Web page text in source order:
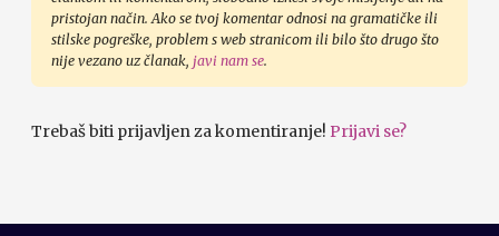
pristojan način. Ako se tvoj komentar odnosi na gramatičke ili
stilske pogreške, problem s web stranicom ili bilo što drugo što
nije vezano uz članak, javi nam se.
Trebaš biti prijavljen za komentiranje! Prijavi se?